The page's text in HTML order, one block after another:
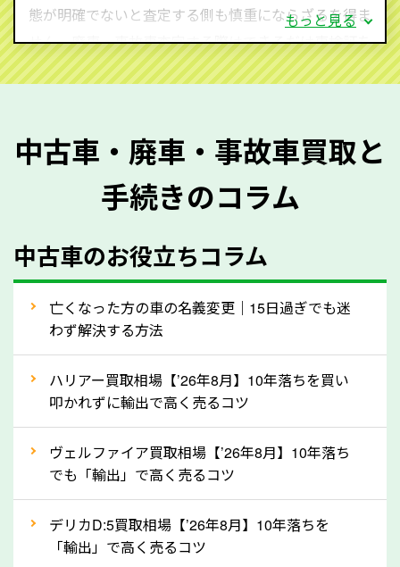
態が明確でないと査定する側も慎重にならざるを得ま
せん。廃車・事故車査定する際はできるだけ車検証を
ご準備ください。車検証があることで車両状態や年式
質問させていただく内容は以下の通りとなります。
メーカー／車種
型式／グレード
走行距離（例：約〇万キロ）
車検の満了日
内装や外装の状態
定を行い高価買取価格をつけやすくなります。
ってきます！
自動車税の還付金は、先に年払いしていた自動車税が
月割りで返還されるものです。ですから、自動車税の
還付金は早めに売却するほど多く還付されます。不要
もっと見る
中古車・廃車・事故車買取と
手続きのコラム
中古車のお役立ちコラム
亡くなった方の車の名義変更｜15日過ぎでも迷
わず解決する方法
ハリアー買取相場【’26年8月】10年落ちを買い
叩かれずに輸出で高く売るコツ
ヴェルファイア買取相場【’26年8月】10年落ち
でも「輸出」で高く売るコツ
デリカD:5買取相場【’26年8月】10年落ちを
「輸出」で高く売るコツ